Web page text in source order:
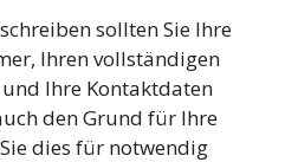
sollten Sie Ihre
Ihren vollständigen
Ihre Kontaktdaten
den Grund für Ihre
dies für notwendig